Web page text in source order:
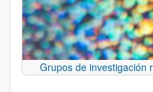
Grupos de investigación